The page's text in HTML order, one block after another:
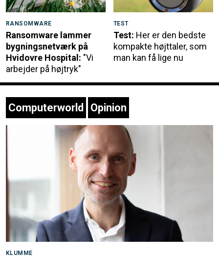
RANSOMWARE
Ransomware lammer
bygningsnetværk på
Hvidovre Hospital: "Vi
arbejder på højtryk"
TEST
Test: Her er den bedste
kompakte højttaler, som
man kan få lige nu
Computerworld Opinion
KLUMME